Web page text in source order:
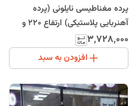
پرده مغناطیسی نایلونی (پرده
آهنربایی پلاستیکی) ارتفاع 220 و
عرض 165
۳٬۷۲۸٬۰۰۰
افزودن به سبد